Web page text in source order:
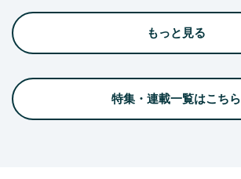
もっと見る
特集・連載一覧はこちら